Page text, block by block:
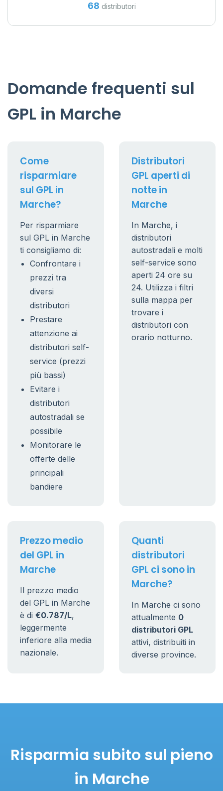
68 distributori
Domande frequenti sul
GPL in Marche
Come
risparmiare
sul GPL in
Marche?
Per risparmiare
sul GPL in Marche
ti consigliamo di:
Confrontare i
prezzi tra
diversi
distributori
Prestare
attenzione ai
distributori self-
service (prezzi
più bassi)
Evitare i
distributori
autostradali se
possibile
Monitorare le
offerte delle
principali
bandiere
Distributori
GPL aperti di
notte in
Marche
In Marche, i
distributori
autostradali e molti
self-service sono
aperti 24 ore su
24. Utilizza i filtri
sulla mappa per
trovare i
distributori con
orario notturno.
Prezzo medio
del GPL in
Marche
Il prezzo medio
del GPL in Marche
è di €0.787/L,
leggermente
inferiore alla media
nazionale.
Quanti
distributori
GPL ci sono in
Marche?
In Marche ci sono
attualmente 0
distributori GPL
attivi, distribuiti in
diverse province.
Risparmia subito sul pieno
in Marche